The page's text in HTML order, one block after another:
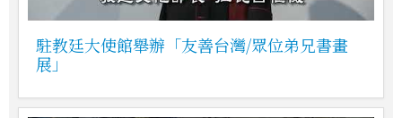
駐教廷大使館舉辦「友善台灣/眾位弟兄書畫
展」